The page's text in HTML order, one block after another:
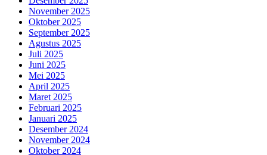
November 2025
Oktober 2025
September 2025
Agustus 2025
Juli 2025
Juni 2025
Mei 2025
April 2025
Maret 2025
Februari 2025
Januari 2025
Desember 2024
November 2024
Oktober 2024